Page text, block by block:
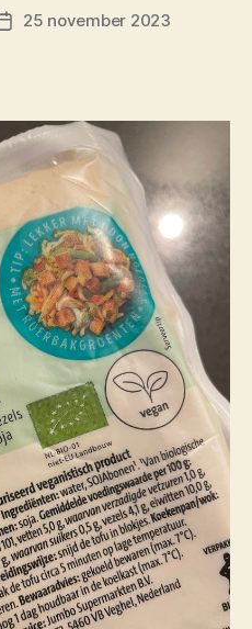
Berichtdatum
25 november 2023